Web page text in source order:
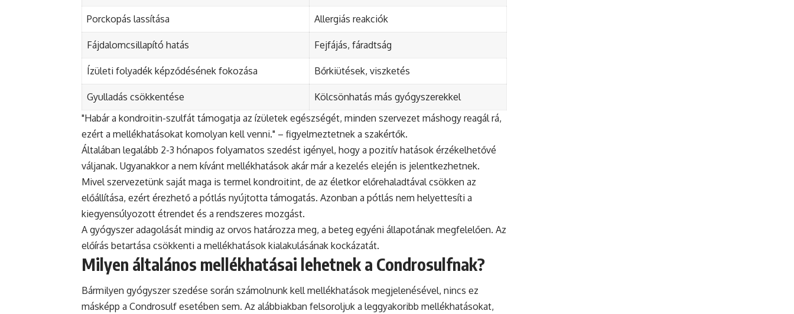
Porckopás lassítása Allergiás reakciók
Fájdalomcsillapító hatás Fejfájás, fáradtság
Ízületi folyadék képződésének fokozása Bőrkiütések, viszketés
Gyulladás csökkentése
Kölcsönhatás más gyógyszerekkel
"Habár a kondroitin-szulfát támogatja az ízületek egészségét, minden szervezet máshogy reagál rá,
ezért a mellékhatásokat komolyan kell venni." – figyelmeztetnek a szakértők.
Általában legalább 2-3 hónapos folyamatos szedést igényel, hogy a pozitív hatások érzékelhetővé
váljanak. Ugyanakkor a nem kívánt mellékhatások akár már a kezelés elején is jelentkezhetnek.
Mivel szervezetünk saját maga is termel kondroitint, de az életkor előrehaladtával csökken az
előállítása, ezért érezhető a pótlás nyújtotta támogatás. Azonban a pótlás nem helyettesíti a
kiegyensúlyozott étrendet és a rendszeres mozgást.
A gyógyszer adagolását mindig az orvos határozza meg, a beteg egyéni állapotának megfelelően. Az
előírás betartása csökkenti a mellékhatások kialakulásának kockázatát.
Milyen általános mellékhatásai lehetnek a Condrosulfnak?
Bármilyen gyógyszer szedése során számolnunk kell mellékhatások megjelenésével, nincs ez
másképp a Condrosulf esetében sem. Az alábbiakban felsoroljuk a leggyakoribb mellékhatásokat,